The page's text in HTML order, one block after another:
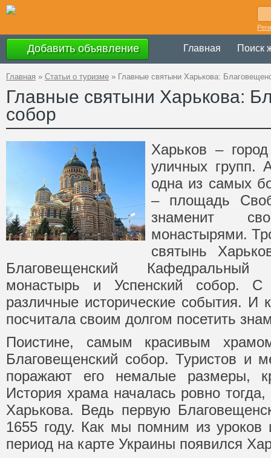
Добавить объявление Главная Поиск
Главная » Статьи о туризме » Главные святыни Харькова:
Главные святыни Харькова:
собор
Харьков –
уличных групп.
одна из самых
– площадь
знаменит
монастырями.
святынь
Благовещенский
монастырь и Успенский собор.
различные исторические события. И
посчитала своим долгом посетить
Поистине, самым красивым
Благовещенский собор. Туристов и
поражают его немалые размеры,
История храма началась ровно тогда,
Харькова. Ведь первую
1655 году. Как мы помним из уроков
период на карте Украины появился